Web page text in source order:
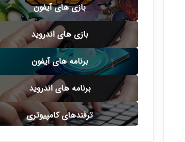
بازی های آیفون
بازی های اندروید
برنامه های آیفون
برنامه های اندروید
ترفندهای کامپیوتری